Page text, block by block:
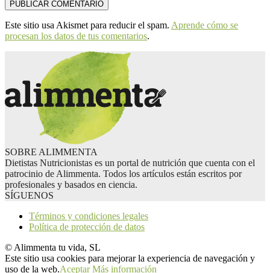
Este sitio usa Akismet para reducir el spam. Aprende cómo se
procesan los datos de tus comentarios.
SOBRE ALIMMENTA
Dietistas Nutricionistas es un portal de nutrición que cuenta con el
patrocinio de Alimmenta. Todos los artículos están escritos por
profesionales y basados en ciencia.
SÍGUENOS
Términos y condiciones legales
Política de protección de datos
© Alimmenta tu vida, SL
Este sitio usa cookies para mejorar la experiencia de navegación y
uso de la web.Aceptar Más información